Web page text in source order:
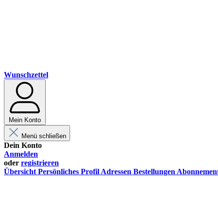
Wunschzettel
Mein Konto
Menü schließen
Dein Konto
Anmelden
oder registrieren
Übersicht Persönliches Profil Adressen Bestellungen